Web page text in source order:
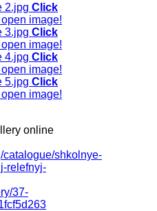
Click
image!
Click
image!
Click
image!
Click
image!
online
catalogue/shkolnye-
relefnyj-
37-